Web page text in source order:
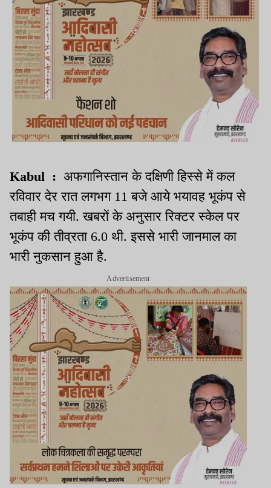
Kabul : अफगानिस्तान के दक्षिणी हिस्से में कल
रविवार देर रात लगभग 11 बजे आये भयावह भूकंप से
तबाही मच गयी. खबरों के अनुसार रिक्टर स्केल पर
भूकंप की तीव्रता 6.0 थी. इससे भारी जानमाल का
भारी नुकसान हुआ है.
Advertisement